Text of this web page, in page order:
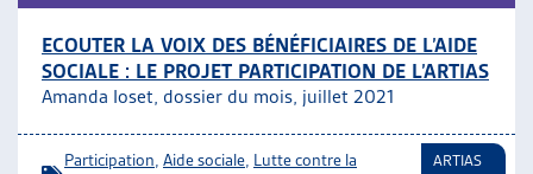
ECOUTER LA VOIX DES BÉNÉFICIAIRES DE L’AIDE
SOCIALE : LE PROJET PARTICIPATION DE L’ARTIAS
Amanda Ioset, dossier du mois, juillet 2021
Participation Aide sociale Lutte contre la
ARTIAS